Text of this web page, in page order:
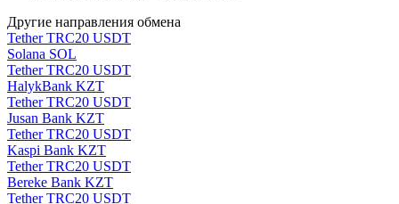
Другие направления обмена
Tether TRC20 USDT
Solana SOL
Tether TRC20 USDT
HalykBank KZT
Tether TRC20 USDT
Jusan Bank KZT
Tether TRC20 USDT
Kaspi Bank KZT
Tether TRC20 USDT
Bereke Bank KZT
Tether TRC20 USDT